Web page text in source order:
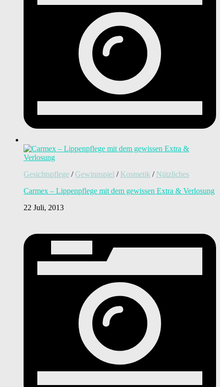
Gesichtspflege /Gewinnspiel / Kosmetik / Nützliches
Carmex – Lippenpflege mit dem gewissen Extra & Verlosung
22 Juli, 2013